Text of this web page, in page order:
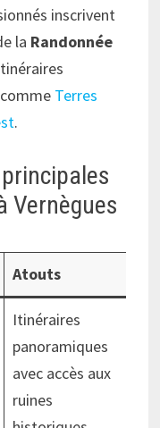
inscrivent
la Randonnée
Terres
.
Vernègues
Atouts
Itinéraires
panoramiques
avec accès aux
ruines